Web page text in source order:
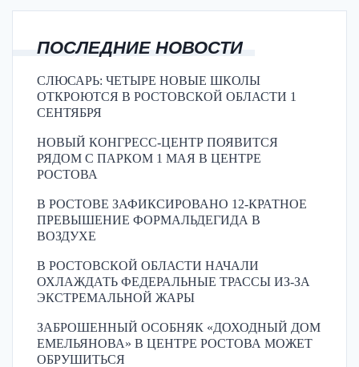
ПОСЛЕДНИЕ НОВОСТИ
СЛЮСАРЬ: ЧЕТЫРЕ НОВЫЕ ШКОЛЫ
ОТКРОЮТСЯ В РОСТОВСКОЙ ОБЛАСТИ 1
СЕНТЯБРЯ
НОВЫЙ КОНГРЕСС-ЦЕНТР ПОЯВИТСЯ
РЯДОМ С ПАРКОМ 1 МАЯ В ЦЕНТРЕ
РОСТОВА
В РОСТОВЕ ЗАФИКСИРОВАНО 12-КРАТНОЕ
ПРЕВЫШЕНИЕ ФОРМАЛЬДЕГИДА В
ВОЗДУХЕ
В РОСТОВСКОЙ ОБЛАСТИ НАЧАЛИ
ОХЛАЖДАТЬ ФЕДЕРАЛЬНЫЕ ТРАССЫ ИЗ-ЗА
ЭКСТРЕМАЛЬНОЙ ЖАРЫ
ЗАБРОШЕННЫЙ ОСОБНЯК «ДОХОДНЫЙ ДОМ
ЕМЕЛЬЯНОВА» В ЦЕНТРЕ РОСТОВА МОЖЕТ
ОБРУШИТЬСЯ